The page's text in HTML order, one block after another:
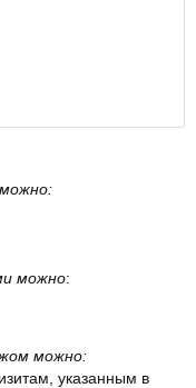
можно:
можно:
указанным в